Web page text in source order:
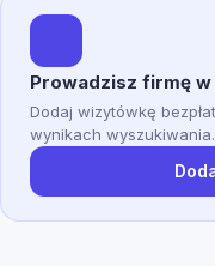
Prowadzisz firmę
Dodaj wizytówkę
wynikach wyszukiwania.